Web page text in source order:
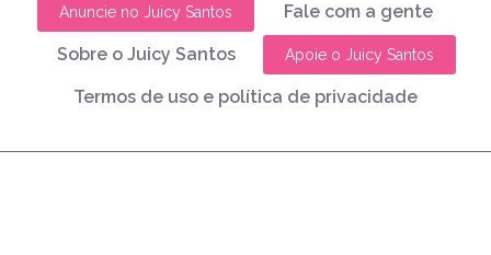
Anuncie no Juicy Santos Fale com a gente
Sobre o Juicy Santos Apoie o Juicy Santos
Termos de uso e política de privacidade